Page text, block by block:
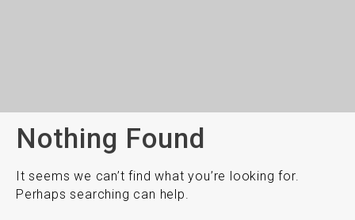
Nothing Found
It seems we can’t find what you’re looking for.
Perhaps searching can help.